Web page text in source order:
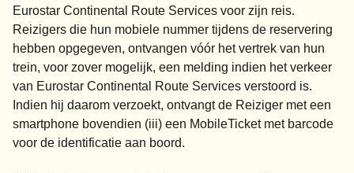
Eurostar Continental Route Services voor zijn reis.
Reizigers die hun mobiele nummer tijdens de reservering
hebben opgegeven, ontvangen vóór het vertrek van hun
trein, voor zover mogelijk, een melding indien het verkeer
van Eurostar Continental Route Services verstoord is.
Indien hij daarom verzoekt, ontvangt de Reiziger met een
smartphone bovendien (iii) een MobileTicket met barcode
voor de identificatie aan boord.